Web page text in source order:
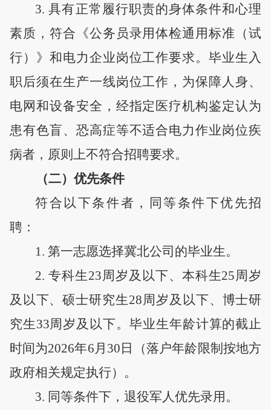
3.具有正常履行职责的身体条件和心理
素质，符合《公务员录用体检通用标准（试
行）》和电力企业岗位工作要求。毕业生入
职后须在生产一线岗位工作，为保障人身、
电网和设备安全， 经指定医疗机构鉴定认为
患有色盲、恐高症等不适合电力作业岗位疾
病者，原则上不符合招聘要求。
（二）优先条件
符合以下条件者，同等条件下优先招
聘：
1. 第一志愿选择冀北公司的毕业生。
2.专科生23周岁及以下、本科生25周岁
及以下、硕士研究生28周岁及以下、博士研
究生33周岁及以下。毕业生年龄计算的截止
时间为2026年6月30日 （落户年龄限制按地方
政府相关规定执行） 。
3. 同等条件下，退役军人优先录用。